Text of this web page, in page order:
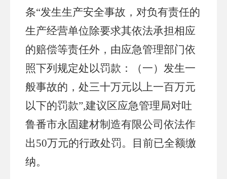
条“发生生产安全事故，对负有责任的
生产经营单位除要求其依法承担相应
的赔偿等责任外，由应急管理部门依
照下列规定处以罚款：（一）发生一
般事故的，处三十万元以上一百万元
以下的罚款”,建议区应急管理局对吐
鲁番市永固建材制造有限公司依法作
出50万元的行政处罚。
目前已全额缴
纳。